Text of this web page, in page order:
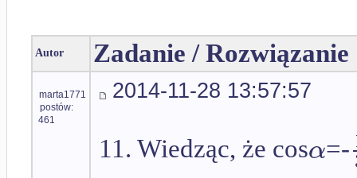
Autor Zadanie / Rozwiązanie
marta1771
postów:
461
2014-11-28 13:57:57
11. Wiedząc, że cosα=-